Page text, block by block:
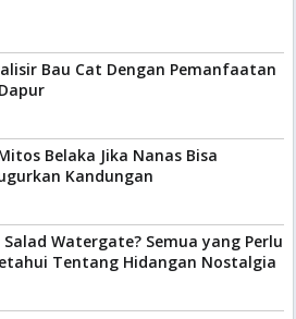
Bau Cat Dengan Pemanfaatan
Belaka Jika Nanas Bisa
Kandungan
Watergate? Semua yang Perlu
Tentang Hidangan Nostalgia